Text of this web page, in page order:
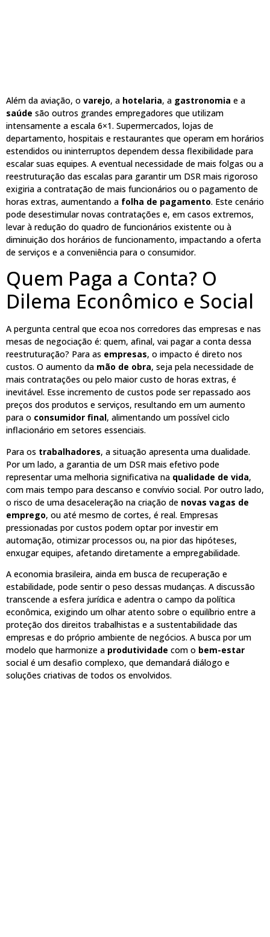
Além da aviação, o varejo, a hotelaria, a gastronomia e a
saúde são outros grandes empregadores que utilizam
intensamente a escala 6×1. Supermercados, lojas de
departamento, hospitais e restaurantes que operam em horários
estendidos ou ininterruptos dependem dessa flexibilidade para
escalar suas equipes. A eventual necessidade de mais folgas ou a
reestruturação das escalas para garantir um DSR mais rigoroso
exigiria a contratação de mais funcionários ou o pagamento de
horas extras, aumentando a folha de pagamento. Este cenário
pode desestimular novas contratações e, em casos extremos,
levar à redução do quadro de funcionários existente ou à
diminuição dos horários de funcionamento, impactando a oferta
de serviços e a conveniência para o consumidor.
Quem Paga a Conta? O
Dilema Econômico e Social
A pergunta central que ecoa nos corredores das empresas e nas
mesas de negociação é: quem, afinal, vai pagar a conta dessa
reestruturação? Para as empresas, o impacto é direto nos
custos. O aumento da mão de obra, seja pela necessidade de
mais contratações ou pelo maior custo de horas extras, é
inevitável. Esse incremento de custos pode ser repassado aos
preços dos produtos e serviços, resultando em um aumento
para o consumidor final, alimentando um possível ciclo
inflacionário em setores essenciais.
Para os trabalhadores, a situação apresenta uma dualidade.
Por um lado, a garantia de um DSR mais efetivo pode
representar uma melhoria significativa na qualidade de vida,
com mais tempo para descanso e convívio social. Por outro lado,
o risco de uma desaceleração na criação de novas vagas de
emprego, ou até mesmo de cortes, é real. Empresas
pressionadas por custos podem optar por investir em
automação, otimizar processos ou, na pior das hipóteses,
enxugar equipes, afetando diretamente a empregabilidade.
A economia brasileira, ainda em busca de recuperação e
estabilidade, pode sentir o peso dessas mudanças. A discussão
transcende a esfera jurídica e adentra o campo da política
econômica, exigindo um olhar atento sobre o equilíbrio entre a
proteção dos direitos trabalhistas e a sustentabilidade das
empresas e do próprio ambiente de negócios. A busca por um
modelo que harmonize a produtividade com o bem-estar
social é um desafio complexo, que demandará diálogo e
soluções criativas de todos os envolvidos.